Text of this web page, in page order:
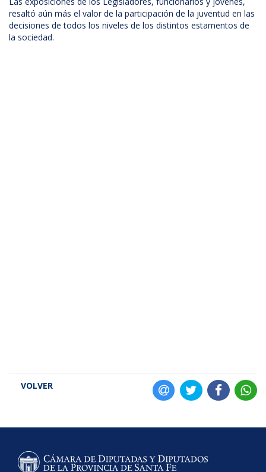
resaltó aún más el valor de la participación de la juventud en las
decisiones de todos los niveles de los distintos estamentos de
la sociedad.
VOLVER